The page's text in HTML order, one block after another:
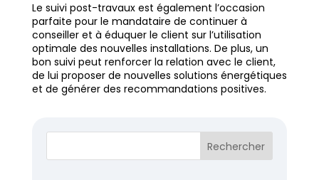
Le suivi post-travaux est également l’occasion
parfaite pour le mandataire de continuer à
conseiller et à éduquer le client sur l’utilisation
optimale des nouvelles installations. De plus, un
bon suivi peut renforcer la relation avec le client,
de lui proposer de nouvelles solutions énergétiques
et de générer des recommandations positives.